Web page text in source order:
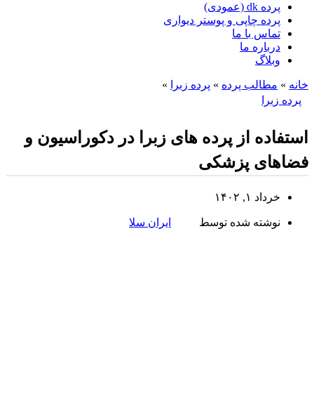
پرده dk (عمودی)
پرده چاپی و پوستر دیواری
تماس با ما
درباره ما
وبلاگ
خانه » مطالب پرده » پرده زبرا
»
پرده زبرا
استفاده از پرده های زبرا در دکوراسیون و
فضاهای پزشکی
خرداد ۱, ۱۴۰۲
نوشته شده توسط ایران سلا